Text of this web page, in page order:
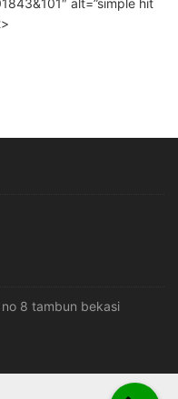
alt=”simple hit
8 tambun bekasi